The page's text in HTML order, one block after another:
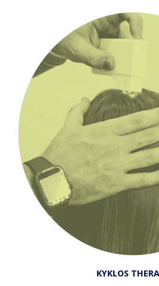
KYKLOS